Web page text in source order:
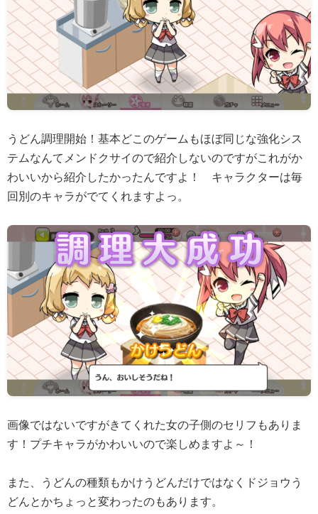
うどん調理開始！基本どこのゲームもほぼ同じな強化シス
テムなんてメンドクサイので紹介しないのですがこれがか
わいいから紹介したかったんですよ！ キャラクターは毎
回別のキャラがでてくれますよっ。
画像ではないですがきてくれた女の子側のセリフもありま
す！プチキャラがかわいいので楽しめますよ～！
また、うどんの種類もかけうどんだけではなくドジョウう
どんとかちょっと変わったのもあります。